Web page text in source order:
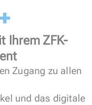
Ihrem ZFK-
Zugang zu allen
und das digitale